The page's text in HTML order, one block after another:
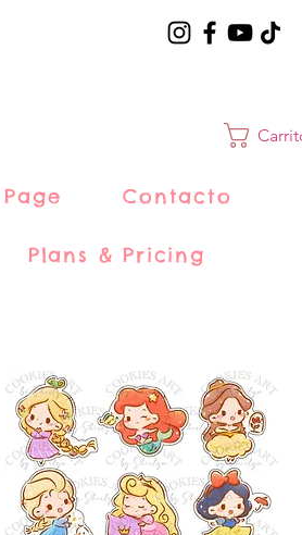
Contacto
Plans & Pricing